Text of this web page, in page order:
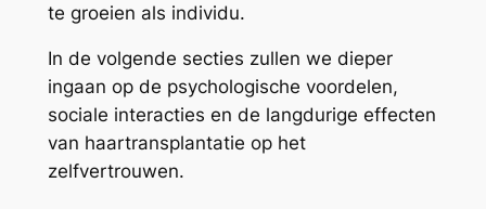
te groeien als individu.
In de volgende secties zullen we dieper
ingaan op de psychologische voordelen,
sociale interacties en de langdurige effecten
van haartransplantatie op het
zelfvertrouwen.